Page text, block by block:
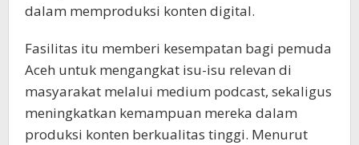
dalam memproduksi konten digital.
Fasilitas itu memberi kesempatan bagi pemuda
Aceh untuk mengangkat isu-isu relevan di
masyarakat melalui medium podcast, sekaligus
meningkatkan kemampuan mereka dalam
produksi konten berkualitas tinggi. Menurut